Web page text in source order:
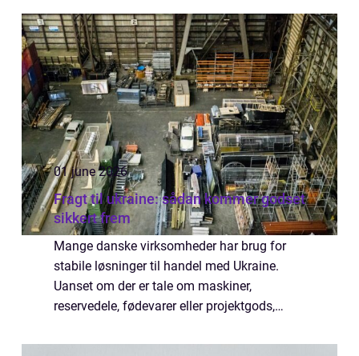
01 june 2026
Fragt til ukraine: sådan kommer godset
sikkert frem
Mange danske virksomheder har brug for
stabile løsninger til handel med Ukraine.
Uanset om der er tale om maskiner,
reservedele, fødevarer eller projektgods,
kendskab og klare aftaler. ...